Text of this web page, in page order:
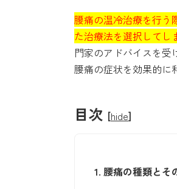
腰痛の温冷治療を行う
た治療法を選択してし
門家のアドバイスを受
腰痛の症状を効果的に
目次 [hide]
1. 腰痛の種類とそ